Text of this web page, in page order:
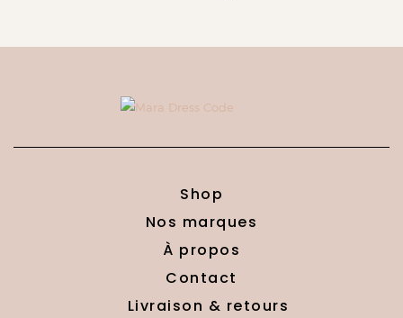
Shop
Nos marques
À propos
Contact
Livraison & retours